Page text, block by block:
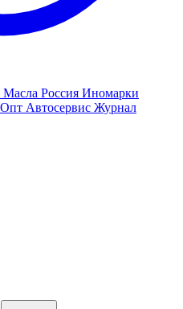
Масла Россия Иномарки
Опт Автосервис Журнал